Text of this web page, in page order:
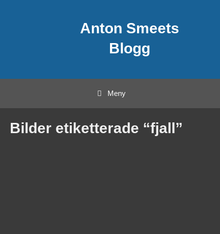
Anton Smeets
Blogg
Meny
Bilder etiketterade “fjall”